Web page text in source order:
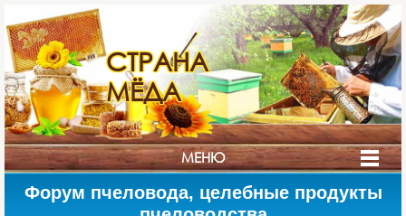
СТРАНА
МЁДА
МЕНЮ
Форум пчеловода, целебные продукты